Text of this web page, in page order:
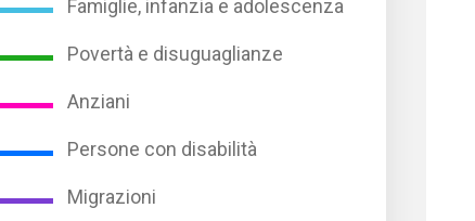
Famiglie, infanzia e adolescenza
Povertà e disuguaglianze
Anziani
Persone con disabilità
Migrazioni